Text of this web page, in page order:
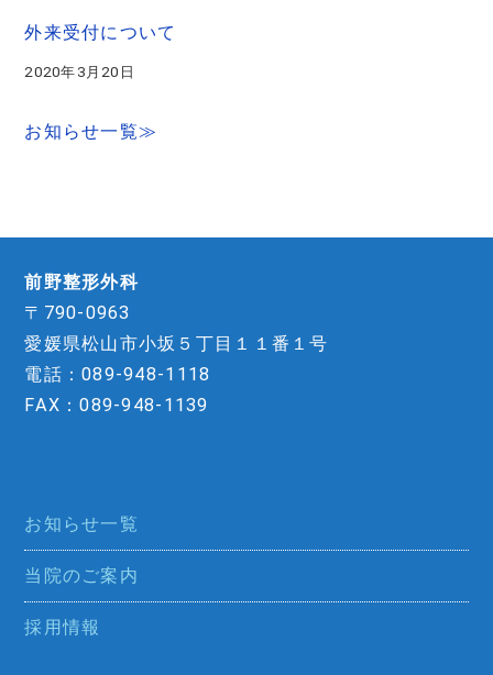
外来受付について
2020年3月20日
お知らせ一覧≫
前野整形外科
〒790-0963
愛媛県松山市小坂５丁目１１番１号
電話：089-948-1118
FAX：089-948-1139
お知らせ一覧
当院のご案内
採用情報